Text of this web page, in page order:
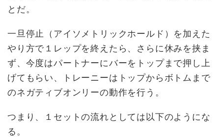
とだ。
一旦停止（アイソメトリックホールド）を加えた
やり方で１レップを終えたら、さらに休みを挟ま
ず、今度はパートナーにバーをトップまで押し上
げてもらい、トレーニーはトップからボトムまで
のネガティブオンリーの動作を行う。
つまり、１セットの流れとしては以下のようにな
る。